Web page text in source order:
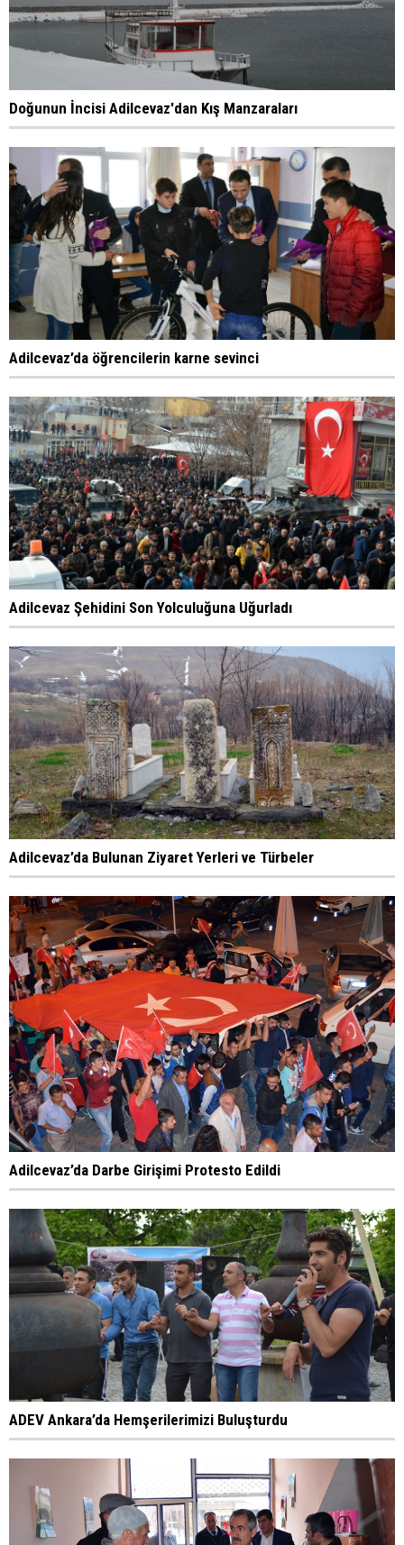
Doğunun İncisi Adilcevaz'dan Kış Manzaraları
Adilcevaz’da öğrencilerin karne sevinci
Adilcevaz Şehidini Son Yolculuğuna Uğurladı
Adilcevaz’da Bulunan Ziyaret Yerleri ve Türbeler
Adilcevaz’da Darbe Girişimi Protesto Edildi
ADEV Ankara’da Hemşerilerimizi Buluşturdu